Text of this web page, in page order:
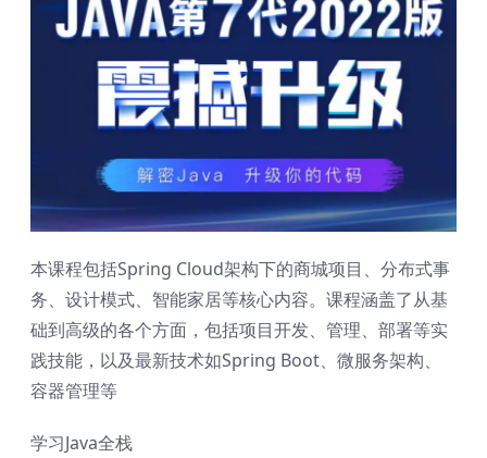
本课程包括Spring Cloud架构下的商城项目、分布式事
务、设计模式、智能家居等核心内容。课程涵盖了从基
础到高级的各个方面，包括项目开发、管理、部署等实
践技能，以及最新技术如Spring Boot、微服务架构、
容器管理等
学习Java全栈